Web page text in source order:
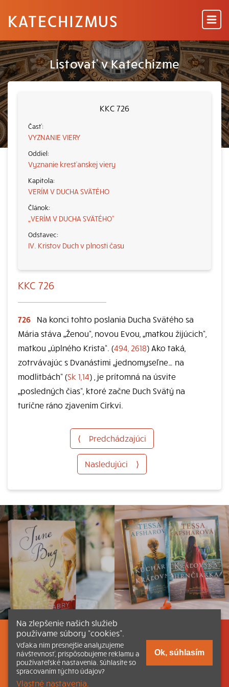
KATECHIZMUS
Listovať v Katechizme
KKC 726
VYZNANIE VIERY
Vyznanie kresťanskej viery
VERÍM V DUCHA SVÄTÉHO
„VERÍM V DUCHA SVÄTÉHO“
IV. Kristov Duch v plnosti času
KKC 726
726
Na konci tohto poslania Ducha Svätého sa
Mária stáva „Ženou“, novou Evou, „matkou žijúcich“,
matkou „úplného Krista“. (494, 2618) Ako taká,
zotrvávajúc s Dvanástimi „jednomyseľne… na
modlitbách“ (Sk 1,14) , je prítomná na úsvite
„posledných čias“, ktoré začne Duch Svätý na
turíčne ráno zjavením Cirkvi.
⟨ Predchádzajúci
Nasledujúci ⟩
Listovať Obsah Dokumenty a články
Kontakt Tlačená verzia Katechizmu
© 2026 katechizmus.sk |
Na zlepšenie našich služieb
používame súbory “cookies”.
Vďaka nim presnejšie analyzujeme
návštevnosť, prispôsobujeme reklamu a
používateľské nastavenia. Súhlasíte so
spracovaním týchto údajov?
Vlastné nastavenia.
Ok, súhlasím